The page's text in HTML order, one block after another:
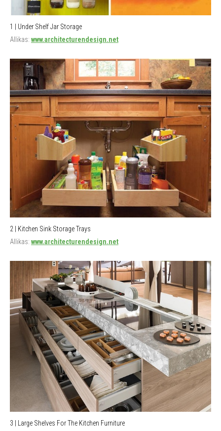
1 | Under Shelf Jar Storage
Allikas: www.architecturendesign.net
2 | Kitchen Sink Storage Trays
Allikas: www.architecturendesign.net
3 | Large Shelves For The Kitchen Furniture